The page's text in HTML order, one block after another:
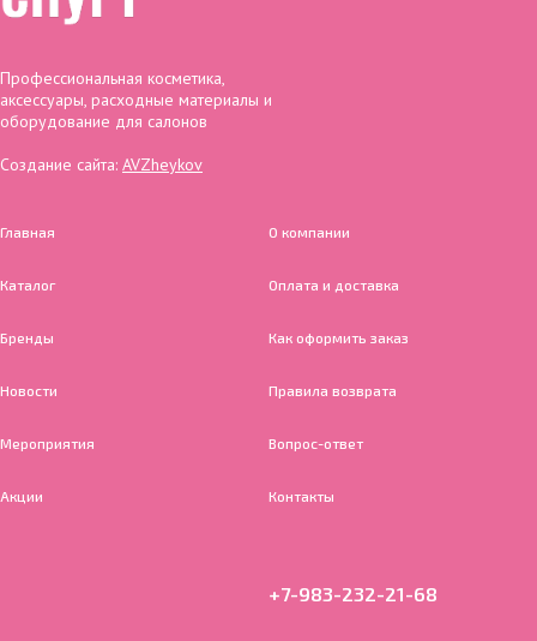
Профессиональная косметика,
аксессуары, расходные материалы и
оборудование для салонов
Создание сайта: AVZheykov
Главная
Каталог
Бренды
Новости
Мероприятия
Акции
О компании
Оплата и доставка
Как оформить заказ
Правила возврата
Вопрос-ответ
Контакты
+7-983-232-21-68